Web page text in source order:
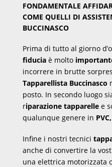
FONDAMENTALE
COME QUELLI DI
BUCCINASCO
Prima di tutto al giorno
fiduciaè molto
incorrere in brutte
Tapparellista Buccinasco
posto. In secondo luogo
riparazione tapparellee
qualunque genere in
Infine i nostri tecnici
anche di convertire la
una elettrica motorizzata